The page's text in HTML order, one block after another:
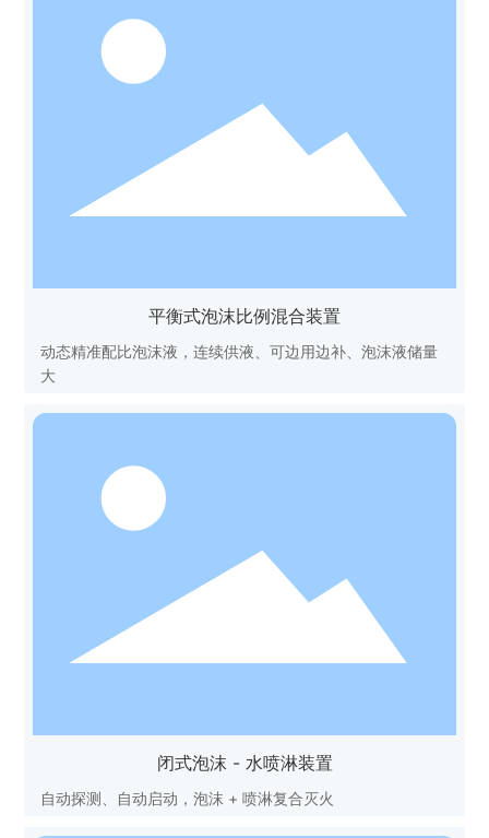
平衡式泡沫比例混合装置
动态精准配比泡沫液，连续供液、可边用边补、泡沫液储量
大
闭式泡沫 - 水喷淋装置
自动探测、自动启动，泡沫 + 喷淋复合灭火